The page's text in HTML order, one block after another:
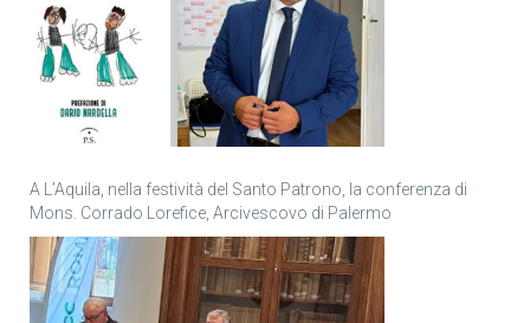
A L’Aquila, nella festività del Santo Patrono, la conferenza di
Mons. Corrado Lorefice, Arcivescovo di Palermo